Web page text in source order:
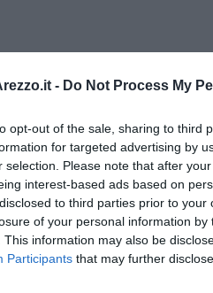
- Do Not Process My
opt-out of the sale, sharing to third
for targeted advertising by
selection. Please note that after
interest-based ads based on
to third parties prior to
of your personal information by
This information may also be
Participants that may further